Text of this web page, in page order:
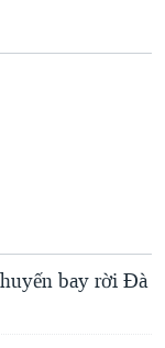
bay rời Đà